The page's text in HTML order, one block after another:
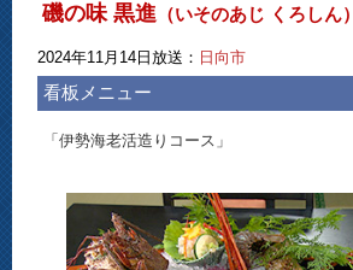
磯の味 黒進 （いそのあじ くろしん）
2024年11月14日放送： 日向市
看板メニュー
「伊勢海老活造りコース」